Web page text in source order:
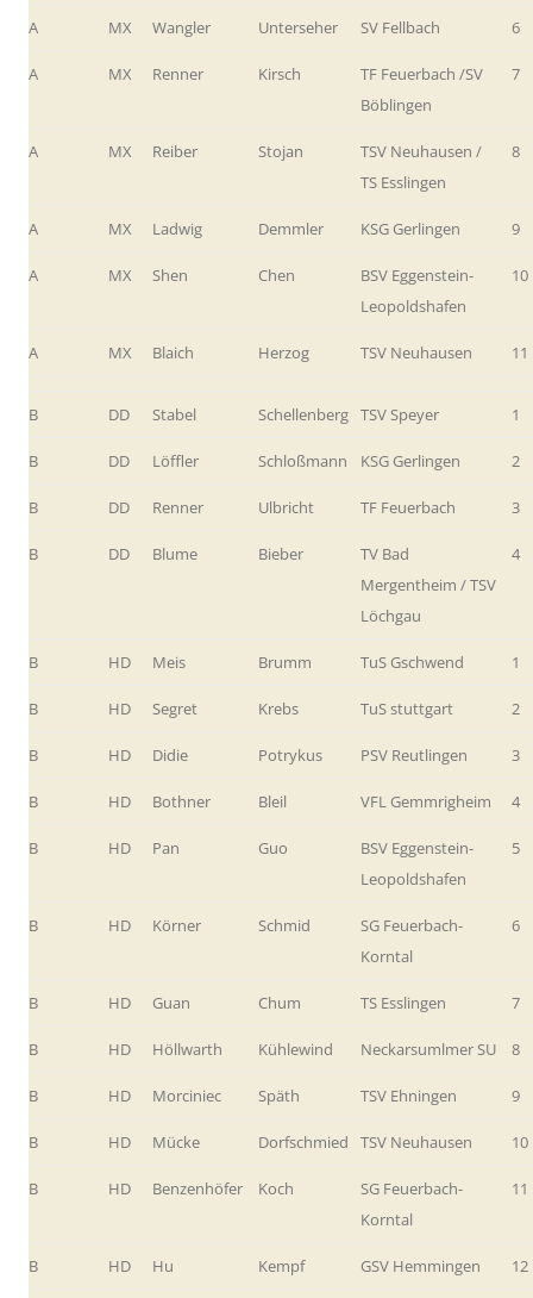
A MX Wangler Unterseher SV Fellbach 6
A MX Renner Kirsch
TF Feuerbach /SV
Böblingen
7
A MX Reiber Stojan
TSV Neuhausen /
TS Esslingen
8
A MX Ladwig Demmler KSG Gerlingen 9
A MX Shen Chen
BSV Eggenstein-
Leopoldshafen
10
A MX Blaich Herzog TSV Neuhausen 11
B DD Stabel Schellenberg TSV Speyer 1
B DD Löffler Schloßmann KSG Gerlingen 2
B DD Renner Ulbricht TF Feuerbach 3
B DD Blume Bieber
TV Bad
Mergentheim / TSV
Löchgau
4
B HD Meis Brumm TuS Gschwend 1
B HD Segret Krebs TuS stuttgart 2
B HD Didie Potrykus PSV Reutlingen 3
B HD Bothner Bleil VFL Gemmrigheim 4
B HD Pan Guo
BSV Eggenstein-
Leopoldshafen
5
B HD Körner Schmid
SG Feuerbach-
Korntal
6
B HD Guan Chum TS Esslingen 7
B HD Höllwarth Kühlewind Neckarsumlmer SU 8
B HD Morciniec Späth TSV Ehningen 9
B HD Mücke Dorfschmied TSV Neuhausen 10
B HD Benzenhöfer Koch
SG Feuerbach-
Korntal
11
B HD Hu Kempf GSV Hemmingen 12